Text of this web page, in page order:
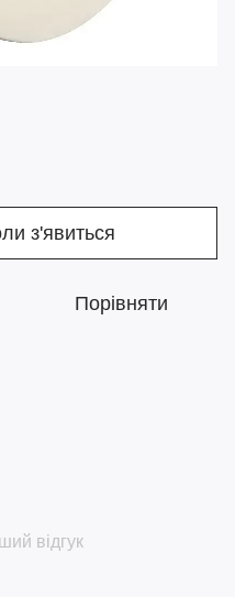
з'явиться
Порівняти
відгук